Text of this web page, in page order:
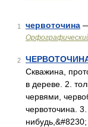
1 червоточина
2
Скважина,
в дереве. 2.
червями,
червоточина.
нибудь,&#8230;